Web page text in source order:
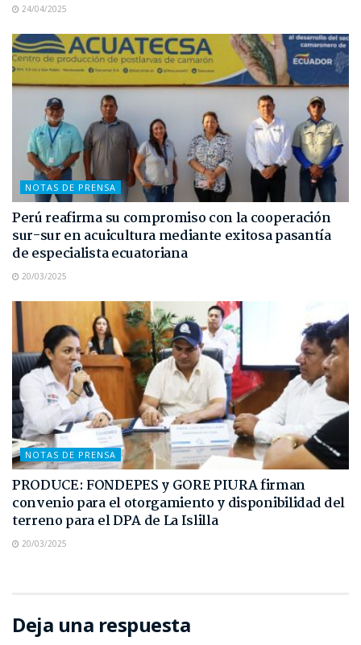
24/04/2025
NOTAS DE PRENSA
Perú reafirma su compromiso con la cooperación
sur-sur en acuicultura mediante exitosa pasantía
de especialista ecuatoriana
20/03/2025
NOTAS DE PRENSA
PRODUCE: FONDEPES y GORE PIURA firman
convenio para el otorgamiento y disponibilidad del
terreno para el DPA de La Islilla
20/03/2025
Deja una respuesta